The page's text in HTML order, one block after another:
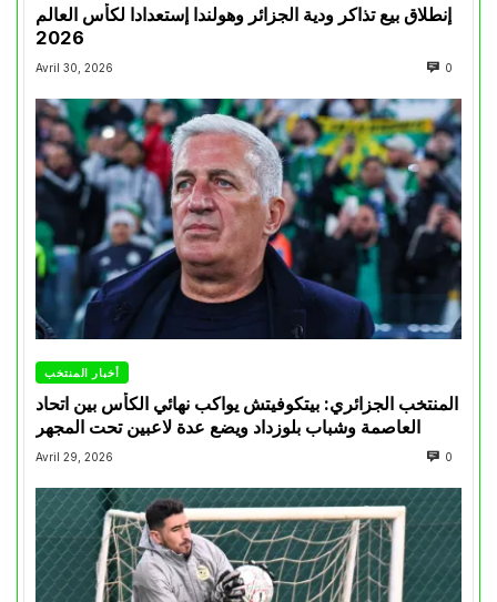
إنطلاق بيع تذاكر ودية الجزائر وهولندا إستعدادا لكأس العالم
2026
Avril 30, 2026 0
أخبار المنتخب
المنتخب الجزائري: بيتكوفيتش يواكب نهائي الكأس بين اتحاد
العاصمة وشباب بلوزداد ويضع عدة لاعبين تحت المجهر
Avril 29, 2026 0